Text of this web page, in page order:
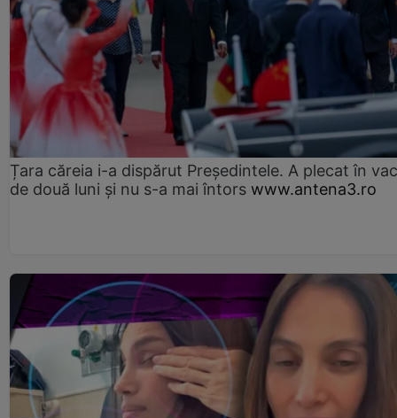
Țara căreia i-a dispărut Președintele. A plecat în
de două luni și nu s-a mai întors www.antena3.ro